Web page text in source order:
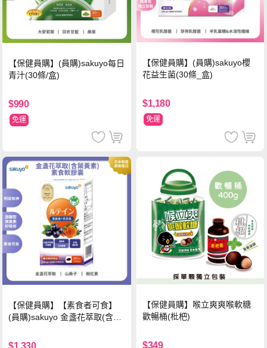
【保健員購】(員購)sakuyo每日
青汁(30條/盒)
$990
免運
【保健員購】(員購)sakuyo櫻
花益生菌(30條_盒)
$1,180
免運
【保健員購】【素食者可食】
(員購)sakuyo 金盞花萃取(含葉
瓶)
$1,330
【保健員購】喉立爽爽喉軟糖
歡暢桶(枇杷)
$349